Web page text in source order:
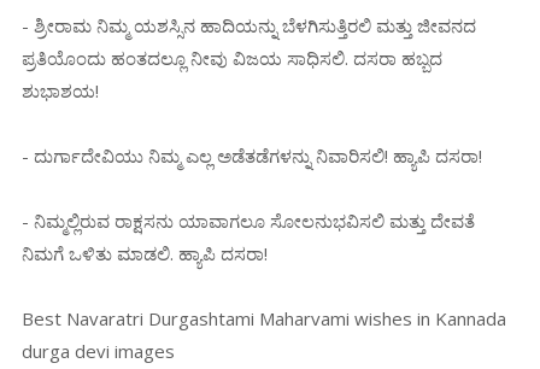
- ಶ್ರೀರಾಮ ನಿಮ್ಮ ಯಶಸ್ಸಿನ ಹಾದಿಯನ್ನು ಬೆಳಗಿಸುತ್ತಿರಲಿ ಮತ್ತು ಜೀವನದ
ಪ್ರತಿಯೊಂದು ಹಂತದಲ್ಲೂ ನೀವು ವಿಜಯ ಸಾಧಿಸಲಿ. ದಸರಾ ಹಬ್ಬದ
ಶುಭಾಶಯ!
- ದುರ್ಗಾದೇವಿಯು ನಿಮ್ಮ ಎಲ್ಲ ಅಡೆತಡೆಗಳನ್ನು ನಿವಾರಿಸಲಿ! ಹ್ಯಾಪಿ ದಸರಾ!
- ನಿಮ್ಮಲ್ಲಿರುವ ರಾಕ್ಷಸನು ಯಾವಾಗಲೂ ಸೋಲನುಭವಿಸಲಿ ಮತ್ತು ದೇವತೆ
ನಿಮಗೆ ಒಳಿತು ಮಾಡಲಿ. ಹ್ಯಾಪಿ ದಸರಾ!
Best Navaratri Durgashtami Maharvami wishes in Kannada
durga devi images